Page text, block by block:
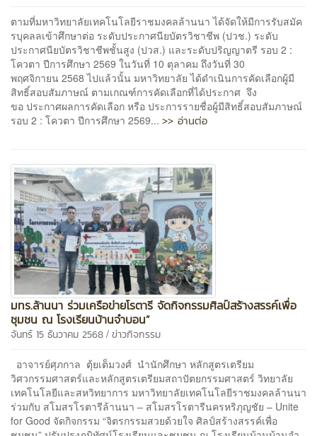
ตามที่มหาวิทยาลัยเทคโนโลยีราชมงคลล้านนา ได้จัดให้มีการรับสมัค
รบุคลลเข้าศึกษาต่อ ระดับประกาศนียบัตรวิชาชีพ (ปวช.) ระดับ
ประกาศนียบัตรวิชาชีพชั้นสูง (ปวส.) และระดับปริญญาตรี รอบ 2 :
โควตา ปีการศึกษา 2569 ในวันที่ 10 ตุลาคม ถึงวันที่ 30
พฤศจิกายน 2568 ไปแล้วนั้น มหาวิทยาลัย ได้ดำเนินการคัดเลือกผู้มี
สิทธิ์สอบสัมภาษณ์ ตามเกณฑ์การคัดเลือกที่ได้ประกาศ จึง
ขอ ประกาศผลการคัดเลือก หรือ ประการรายชื่อผู้มีสิทธิ์สอบสัมภาษณ์
รอบ 2 : โควตา ปีการศึกษา 2569... >> อ่านต่อ
มทร.ล้านนา ร่วมเครือข่ายโรตารี จัดกิจกรรมศิลป์สร้างสรรค์เพื่อ
ชุมชน ณ โรงเรียนบ้านจำบอน”
จันทร์ 15 ธันวาคม 2568 / ข่าวกิจกรรม
อาจารย์ศุภกาล ตุ้ยเต็มวงศ์ นำนักศึกษา หลักสูตรเตรียม
วิศวกรรมศาสตร์และหลักสูตรเตรียมสถาปัตยกรรมศาสตร์ วิทยาลัย
เทคโนโลยีและสหวิทยาการ มหาวิทยาลัยเทคโนโลยีราชมงคลล้านนา
ร่วมกับ สโมสรโรตารีล้านนา – สโมสรโรตารีนครหริภุญชัย – Unite
for Good จัดกิจกรรม “จิตรกรรมสวยด้วยใจ ศิลป์สร้างสรรค์เพื่อ